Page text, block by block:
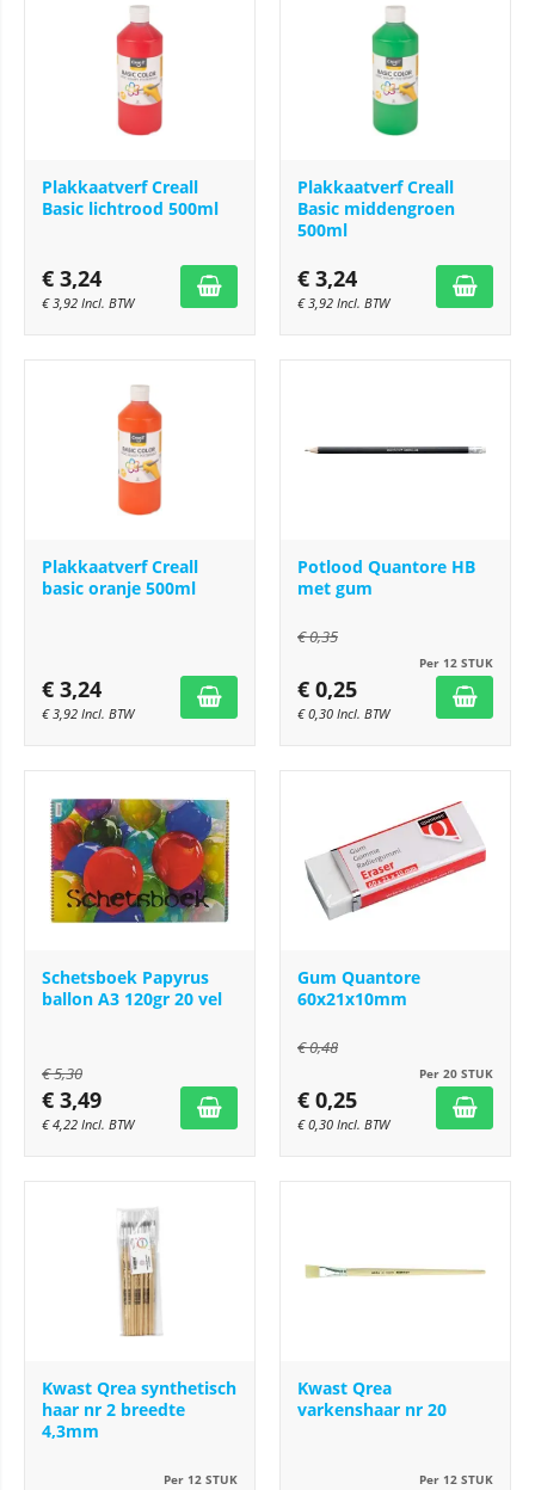
Plakkaatverf Creall
Basic lichtrood 500ml
€ 3,24
€3,92 Incl. BTW
Plakkaatverf Creall
Basic middengroen
500ml
€ 3,24
€3,92 Incl. BTW
Plakkaatverf Creall
basic oranje 500ml
€ 3,24
€3,92 Incl. BTW
Potlood Quantore HB
met gum
€0,35
Per 12 STUK
€ 0,25
€0,30 Incl. BTW
Schetsboek Papyrus
ballon A3 120gr 20 vel
€5,30
€ 3,49
€4,22 Incl. BTW
Gum Quantore
60x21x10mm
€0,48
Per 20 STUK
€ 0,25
€0,30 Incl. BTW
Kwast Qrea synthetisch
haar nr 2 breedte
4,3mm
Per 12 STUK
Kwast Qrea
varkenshaar nr 20
Per 12 STUK